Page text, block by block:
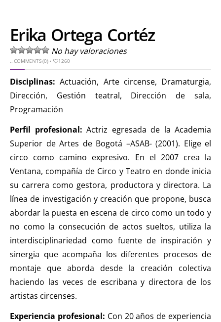
Erika Ortega Cortéz
No hay valoraciones
..COMMENTS (0)• 1260
Disciplinas: Actuación, Arte circense, Dramaturgia,
Dirección, Gestión teatral, Dirección de sala,
Programación
Perfil profesional: Actriz egresada de la Academia
Superior de Artes de Bogotá –ASAB- (2001). Elige el
circo como camino expresivo. En el 2007 crea la
Ventana, compañía de Circo y Teatro en donde inicia
su carrera como gestora, productora y directora. La
línea de investigación y creación que propone, busca
abordar la puesta en escena de circo como un todo y
no como la consecución de actos sueltos, utiliza la
interdisciplinariedad como fuente de inspiración y
sinergia que acompaña los diferentes procesos de
montaje que aborda desde la creación colectiva
haciendo las veces de escribana y directora de los
artistas circenses.
Experiencia profesional: Con 20 años de experiencia